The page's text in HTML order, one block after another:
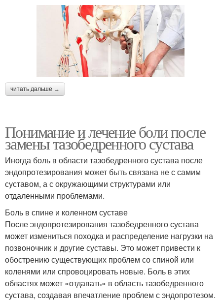
читать дальше →
Понимание и лечение боли после
замены тазобедренного сустава
Иногда боль в области тазобедренного сустава после
эндопротезирования может быть связана не с самим
суставом, а с окружающими структурами или
отдаленными проблемами.
Боль в спине и коленном суставе
После эндопротезирования тазобедренного сустава
может измениться походка и распределение нагрузки на
позвоночник и другие суставы. Это может привести к
обострению существующих проблем со спиной или
коленями или спровоцировать новые. Боль в этих
областях может «отдавать» в область тазобедренного
сустава, создавая впечатление проблем с эндопротезом.